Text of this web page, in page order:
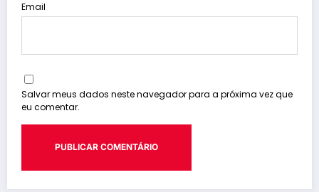
Email
Salvar meus dados neste navegador para a próxima vez que
eu comentar.